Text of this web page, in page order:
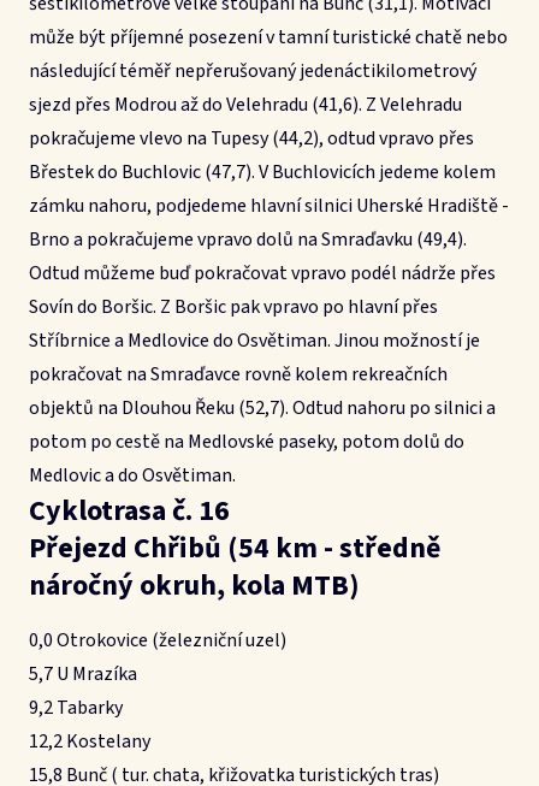
může být příjemné posezení v tamní turistické chatě nebo
následující téměř nepřerušovaný jedenáctikilometrový
sjezd přes Modrou až do Velehradu (41,6). Z Velehradu
pokračujeme vlevo na Tupesy (44,2), odtud vpravo přes
Břestek do Buchlovic (47,7). V Buchlovicích jedeme kolem
zámku nahoru, podjedeme hlavní silnici Uherské Hradiště -
Brno a pokračujeme vpravo dolů na Smraďavku (49,4).
Odtud můžeme buď pokračovat vpravo podél nádrže přes
Sovín do Boršic. Z Boršic pak vpravo po hlavní přes
Stříbrnice a Medlovice do Osvětiman. Jinou možností je
pokračovat na Smraďavce rovně kolem rekreačních
objektů na Dlouhou Řeku (52,7). Odtud nahoru po silnici a
potom po cestě na Medlovské paseky, potom dolů do
Medlovic a do Osvětiman.
Cyklotrasa č. 16
Přejezd Chřibů (54 km - středně
náročný okruh, kola MTB)
0,0 Otrokovice (železniční uzel)
5,7 U Mrazíka
9,2 Tabarky
12,2 Kostelany
15,8 Bunč ( tur. chata, křižovatka turistických tras)